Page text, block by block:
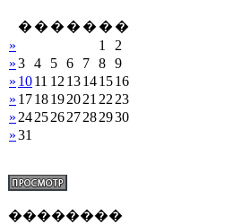
� � � � � � �
»
1
2
»3 4 5 6 7 8 9
» 1011 12 13141516
» 1718192021 22 23
» 24252627282930
»31
��������